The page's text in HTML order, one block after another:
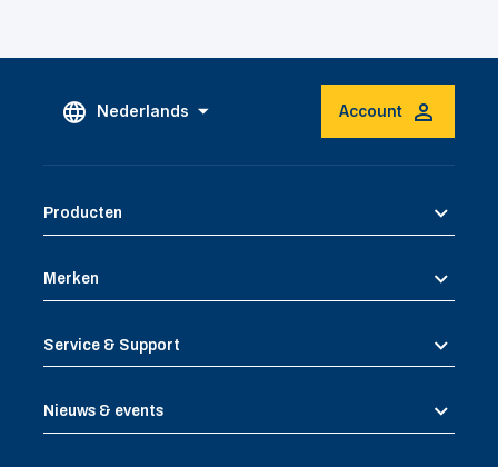
Nederlands Account
Producten
Merken
Service & Support
Nieuws & events